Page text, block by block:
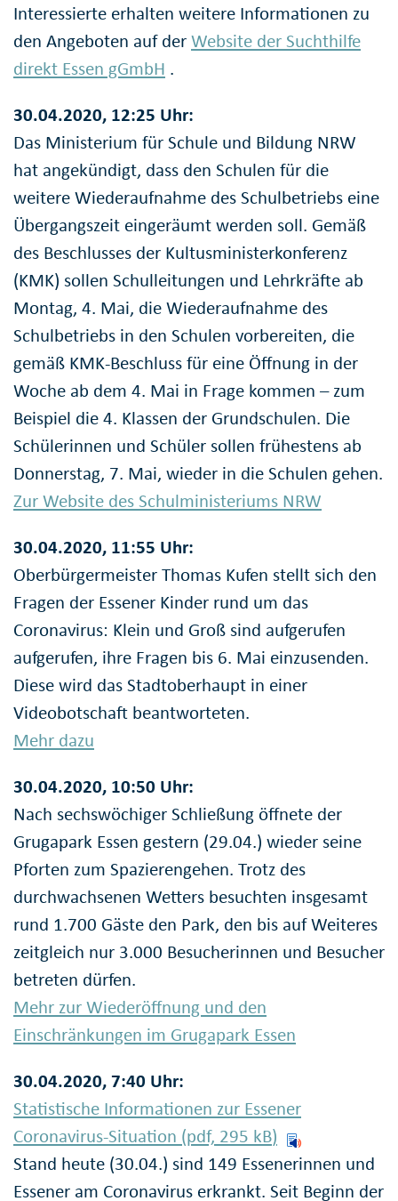
Interessierte erhalten weitere Informationen zu
den Angeboten auf derWebsite der Suchthilfe
direkt Essen gGmbH .
30.04.2020, 12:25 Uhr:
Das Ministerium für Schule und Bildung NRW
hat angekündigt, dass den Schulen für die
weitere Wiederaufnahme des Schulbetriebs eine
Übergangszeit eingeräumt werden soll. Gemäß
des Beschlusses der Kultusministerkonferenz
(KMK) sollen Schulleitungen und Lehrkräfte ab
Montag, 4. Mai, die Wiederaufnahme des
Schulbetriebs in den Schulen vorbereiten, die
gemäß KMK-Beschluss für eine Öffnung in der
Woche ab dem 4. Mai in Frage kommen – zum
Beispiel die 4. Klassen der Grundschulen. Die
Schülerinnen und Schüler sollen frühestens ab
Donnerstag, 7. Mai, wieder in die Schulen gehen.
Zur Website des Schulministeriums NRW
30.04.2020, 11:55 Uhr:
Oberbürgermeister Thomas Kufen stellt sich den
Fragen der Essener Kinder rund um das
Coronavirus: Klein und Groß sind aufgerufen
aufgerufen, ihre Fragen bis 6. Mai einzusenden.
Diese wird das Stadtoberhaupt in einer
Videobotschaft beantworteten.
Mehr dazu
30.04.2020, 10:50 Uhr:
Nach sechswöchiger Schließung öffnete der
Grugapark Essen gestern (29.04.) wieder seine
Pforten zum Spazierengehen. Trotz des
durchwachsenen Wetters besuchten insgesamt
rund 1.700 Gäste den Park, den bis auf Weiteres
zeitgleich nur 3.000 Besucherinnen und Besucher
betreten dürfen.
Mehr zur Wiederöffnung und den
Einschränkungen im Grugapark Essen
30.04.2020, 7:40 Uhr:
Statistische Informationen zur Essener
Coronavirus-Situation (pdf, 295 kB)
Stand heute (30.04.) sind 149 Essenerinnen und
Essener am Coronavirus erkrankt. Seit Beginn der